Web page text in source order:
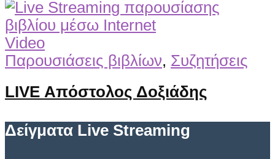
Video
Παρουσιάσεις βιβλίων, Συζητήσεις
LIVE Απόστολος Δοξιάδης
Δείγματα Live Streaming